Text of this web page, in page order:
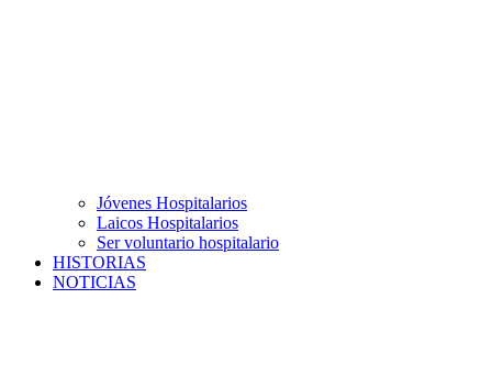
Jóvenes Hospitalarios
Laicos Hospitalarios
Ser voluntario hospitalario
HISTORIAS
NOTICIAS